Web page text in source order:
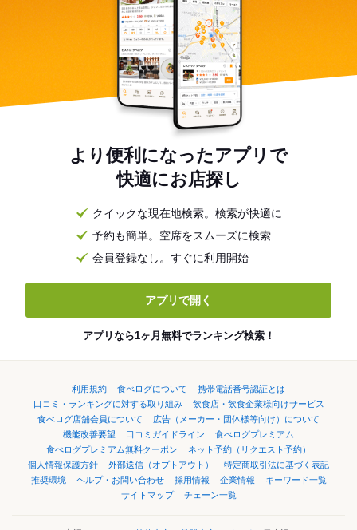
より便利になったアプリで
快適にお店探し
クイックな現在地検索。検索が快適に
予約も簡単。空席をスムーズに検索
会員登録なし。すぐに利用開始
アプリで開く
アプリなら1ヶ月無料でランキング検索！
利用規約 食べログについて
携帯電話番号認証とは
口コミ・ランキングに対する取り組み
飲食店・飲食企業様向けサービス
食べログ店舗会員について
広告（メーカー・団体様等向け）について
機能改善要望
口コミガイドライン
食べログプレミアム
食べログプレミアム無料クーポン
ネット予約（リクエスト予約）
個人情報保護方針
外部送信（オプトアウト）
特定商取引法に基づく表記
推奨環境
ヘルプ・お問い合わせ 採用情報 企業情報
キーワード一覧
サイトマップ
チェーン一覧